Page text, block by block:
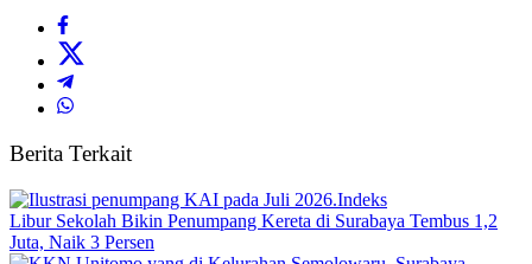
Berita Terkait
Indeks
Libur Sekolah Bikin Penumpang Kereta di Surabaya Tembus 1,2
Juta, Naik 3 Persen